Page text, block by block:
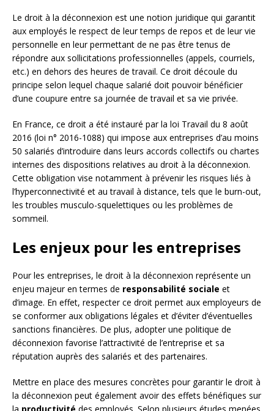
Le droit à la déconnexion est une notion juridique qui garantit
aux employés le respect de leur temps de repos et de leur vie
personnelle en leur permettant de ne pas être tenus de
répondre aux sollicitations professionnelles (appels, courriels,
etc.) en dehors des heures de travail. Ce droit découle du
principe selon lequel chaque salarié doit pouvoir bénéficier
d’une coupure entre sa journée de travail et sa vie privée.
En France, ce droit a été instauré par la loi Travail du 8 août
2016 (loi n° 2016-1088) qui impose aux entreprises d’au moins
50 salariés d’introduire dans leurs accords collectifs ou chartes
internes des dispositions relatives au droit à la déconnexion.
Cette obligation vise notamment à prévenir les risques liés à
l’hyperconnectivité et au travail à distance, tels que le burn-out,
les troubles musculo-squelettiques ou les problèmes de
sommeil.
Les enjeux pour les entreprises
Pour les entreprises, le droit à la déconnexion représente un
enjeu majeur en termes de responsabilité sociale et
d’image. En effet, respecter ce droit permet aux employeurs de
se conformer aux obligations légales et d’éviter d’éventuelles
sanctions financières. De plus, adopter une politique de
déconnexion favorise l’attractivité de l’entreprise et sa
réputation auprès des salariés et des partenaires.
Mettre en place des mesures concrètes pour garantir le droit à
la déconnexion peut également avoir des effets bénéfiques sur
la productivité des employés. Selon plusieurs études menées